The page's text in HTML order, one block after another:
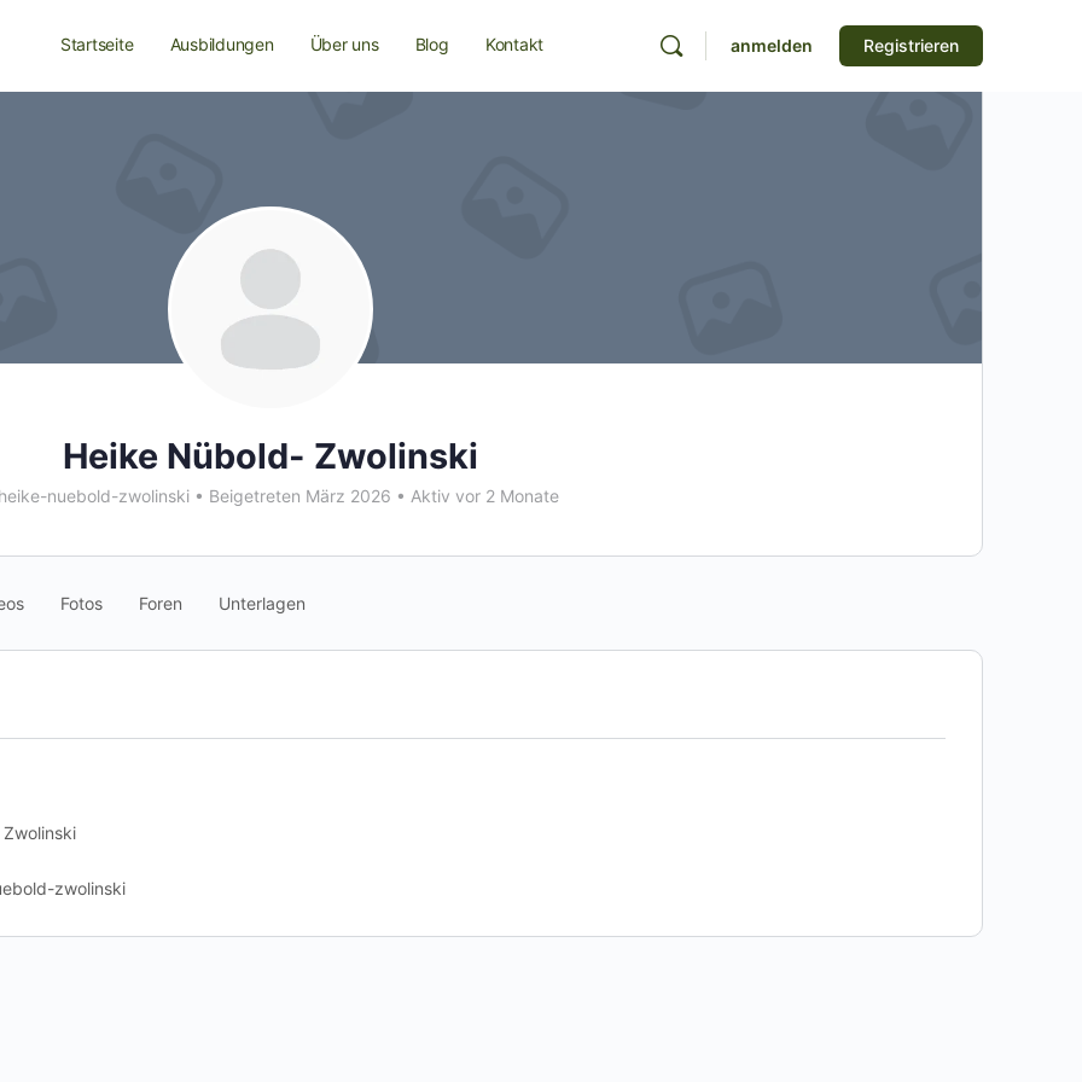
Startseite Ausbildungen Über uns Blog Kontakt anmelden Registrieren
Heike Nübold- Zwolinski
nuebold-zwolinski • Beigetreten März 2026 • Aktiv vor 2 Monate
Fotos Foren Unterlagen
zwolinski